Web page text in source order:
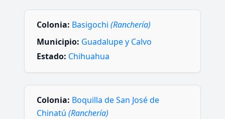
Colonia: Basigochi (Ranchería)
Municipio: Guadalupe y Calvo
Estado: Chihuahua
Colonia: Boquilla de San José de
Chinatú (Ranchería)